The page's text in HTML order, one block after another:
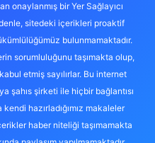
onaylanmış bir Yer Sağlayıcı
sitedeki içerikleri proaktif
bulunmamaktadır.
sorumluluğunu taşımakta olup,
etmiş sayılırlar. Bu internet
şahıs şirketi ile hiçbir bağlantısı
hazırladığımız makaleler
haber niteliği taşımamakta